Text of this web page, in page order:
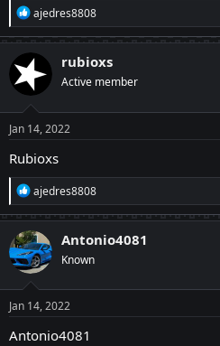
R
e
a
c
t
i
o
n
s
:
ajedres8808
rubioxs
Active member
Jan 14, 2022
Rubioxs
R
e
a
c
t
i
o
n
s
:
ajedres8808
Antonio4081
Known
Jan 14, 2022
Antonio4081